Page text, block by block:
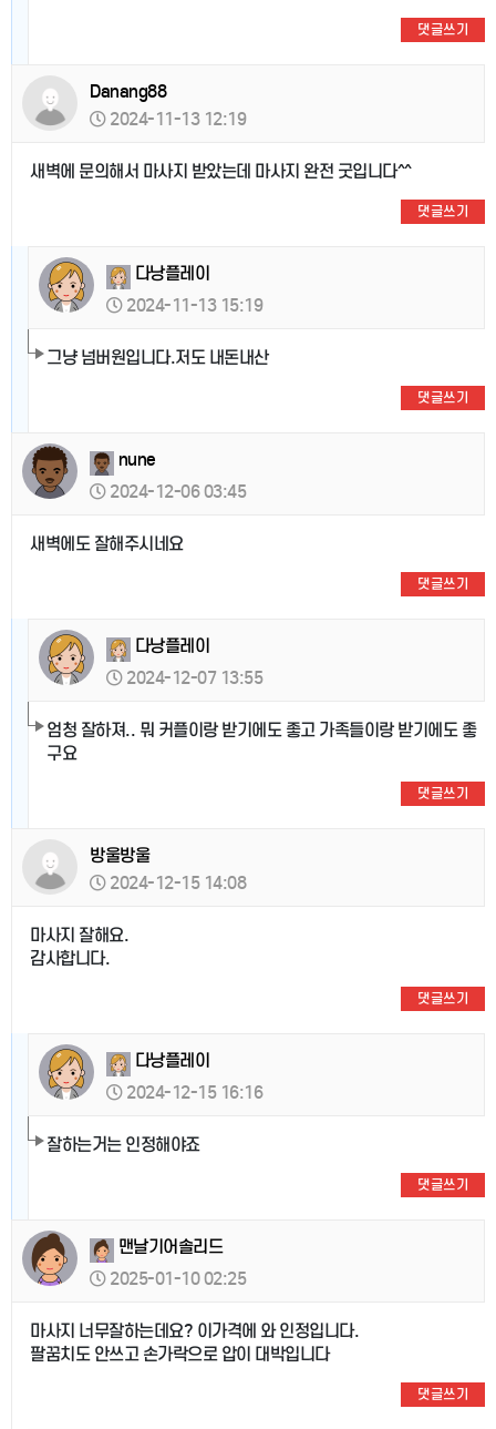
댓글쓰기
Danang88
2024-11-13 12:19
새벽에 문의해서 마사지 받았는데 마사지 완전 굿입니다^^
댓글쓰기
다낭플레이
2024-11-13 15:19
그냥 넘버원입니다.저도 내돈내산
댓글쓰기
nune
2024-12-06 03:45
새벽에도 잘해주시네요
댓글쓰기
다낭플레이
2024-12-07 13:55
엄청 잘하져.. 뭐 커플이랑 받기에도 좋고 가족들이랑 받기에도 좋
구요
댓글쓰기
방울방울
2024-12-15 14:08
마사지 잘해요.
감사합니다.
댓글쓰기
다낭플레이
2024-12-15 16:16
잘하는거는 인정해야죠
댓글쓰기
맨날기어솔리드
2025-01-10 02:25
마사지 너무잘하는데요? 이가격에 와 인정입니다.
팔꿈치도 안쓰고 손가락으로 압이 대박입니다
댓글쓰기